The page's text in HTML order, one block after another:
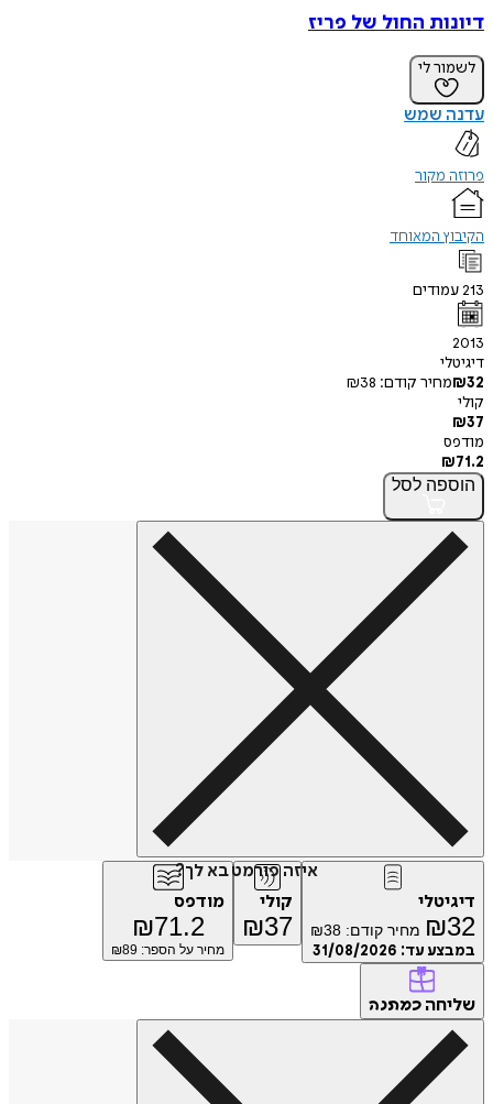
דיונות החול של פריז
לשמור לי
עדנה שמש
פרוזה מקור
הקיבוץ המאוחד
213עמודים
2013
דיגיטלי
₪32 מחיר קודם: ₪38
קולי
₪37
מודפס
₪71.2
הוספה לסל
איזה פורמט בא לך?
דיגיטלי
₪32 מחיר קודם: ₪38
במבצע עד: 31/08/2026
קולי
₪37
מודפס
₪71.2
מחיר על הספר: ₪ 89
שליחה כמתנה